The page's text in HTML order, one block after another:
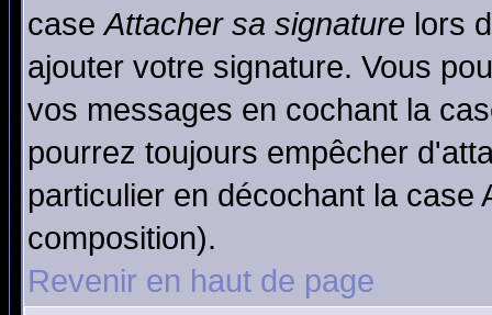
caseAttacher sa signature lors
ajouter votre signature. Vous
vos messages en cochant la
pourrez toujours empêcher
particulier en décochant la
composition).
Revenir en haut de page